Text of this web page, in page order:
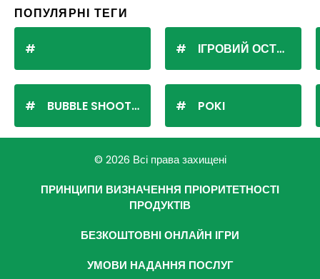
ПОПУЛЯРНІ ТЕГИ
BUBBLE SHOOTER
ІГРОВИЙ ОСТРІВ
POKI
© 2026 Всі права захищені
ПРИНЦИПИ ВИЗНАЧЕННЯ ПРІОРИТЕТНОСТІ
ПРОДУКТІВ
БЕЗКОШТОВНІ ОНЛАЙН ІГРИ
УМОВИ НАДАННЯ ПОСЛУГ